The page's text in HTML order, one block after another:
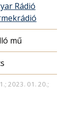
Rádió
mű
2023. 01. 20.;